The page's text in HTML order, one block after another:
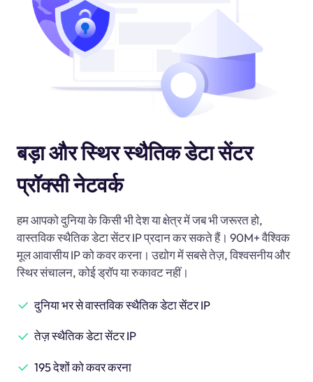
बड़ा और स्थिर स्थैतिक डेटा सेंटर
प्रॉक्सी नेटवर्क
हम आपको दुनिया के किसी भी देश या क्षेत्र में जब भी जरूरत हो,
वास्तविक स्थैतिक डेटा सेंटर IP प्रदान कर सकते हैं। 90M+ वैश्विक
मूल आवासीय IP को कवर करना। उद्योग में सबसे तेज़, विश्वसनीय और
स्थिर संचालन, कोई ड्रॉप या रुकावट नहीं।
दुनिया भर से वास्तविक स्थैतिक डेटा सेंटर IP
तेज़ स्थैतिक डेटा सेंटर IP
195 देशों को कवर करना